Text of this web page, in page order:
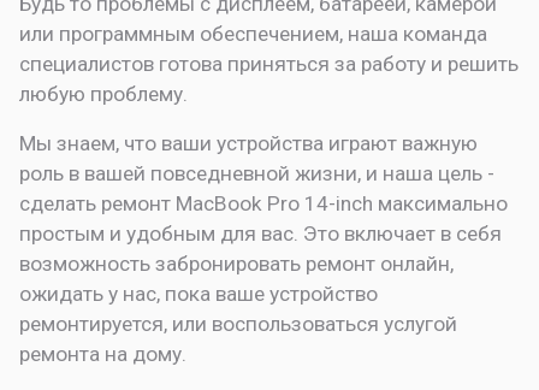
или программным обеспечением, наша команда
специалистов готова приняться за работу и решить
любую проблему.
Мы знаем, что ваши устройства играют важную
роль в вашей повседневной жизни, и наша цель -
сделать ремонт MacBook Pro 14-inch максимально
простым и удобным для вас. Это включает в себя
возможность забронировать ремонт онлайн,
ожидать у нас, пока ваше устройство
ремонтируется, или воспользоваться услугой
ремонта на дому.